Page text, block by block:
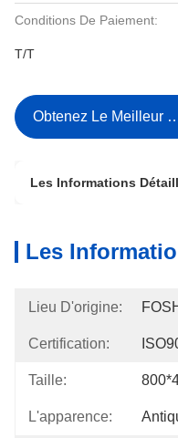
Conditions De Paiement:
T/T
Obtenez Le Meilleur
Les Informations
Les
Lieu D'origine:
Certification:
Taille:
L'apparence: